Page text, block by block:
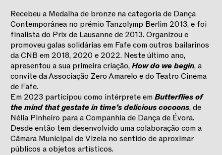
Recebeu a Medalha de bronze na categoria de Dança
Contemporânea no prémio Tanzolymp Berlim 2013, e foi
finalista do Prix de Lausanne de 2013. Organizou e
promoveu galas solidárias em Fafe com outros bailarinos
da CNB em 2018, 2020 e 2022. Neste último ano,
apresentou a sua primeira criação,How do we begin, a
convite da Associação Zero Amarelo e do Teatro Cinema
de Fafe.
Em 2023 participou como intérprete emButterflies of
the mind that gestate in time’s delicious cocoons, de
Nélia Pinheiro para a Companhia de Dança de Évora.
Desde então tem desenvolvido uma colaboração com a
Câmara Municipal de Vizela no sentido de aproximar
públicos a objetos artísticos.